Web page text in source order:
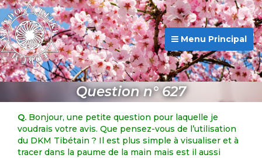
Menu Principal
Question n° 627
Q. Bonjour, une petite question pour laquelle je
voudrais votre avis. Que pensez-vous de l’utilisation
du DKM Tibétain ? Il est plus simple à visualiser et à
tracer dans la paume de la main mais est il aussi